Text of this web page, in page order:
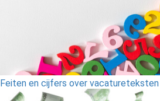
Feiten en cijfers over vacatureteksten